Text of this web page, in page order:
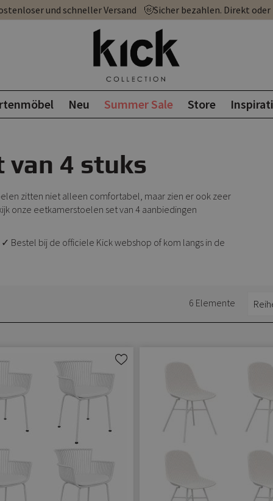
und schneller Versand Sicher bezahlen. Direkt
Neu Summer Sale Store
van 4 stuks
zitten niet alleen comfortabel, maar zien er ook zeer
onze eetkamerstoelen set van 4 aanbiedingen
Bestel bij de officiele Kick webshop of kom langs in de
6 Elemente